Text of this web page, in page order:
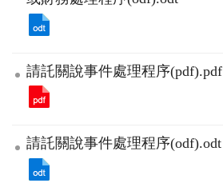
請託關說事件處理程序(pdf).pdf
請託關說事件處理程序(odf).odt